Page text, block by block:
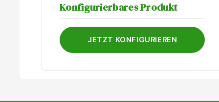
Konfigurierbares Produkt
JETZT KONFIGURIEREN